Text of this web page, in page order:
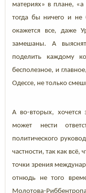
материях» в плане,
тогда бы ничего и
окажется все, даже
замешаны. А
поделить каждому
бесполезное, и
Одессе, не только
А во-вторых, хочется
может нести
политического
частности, так как всё,
точки зрения
отнюдь не того
Молотова-